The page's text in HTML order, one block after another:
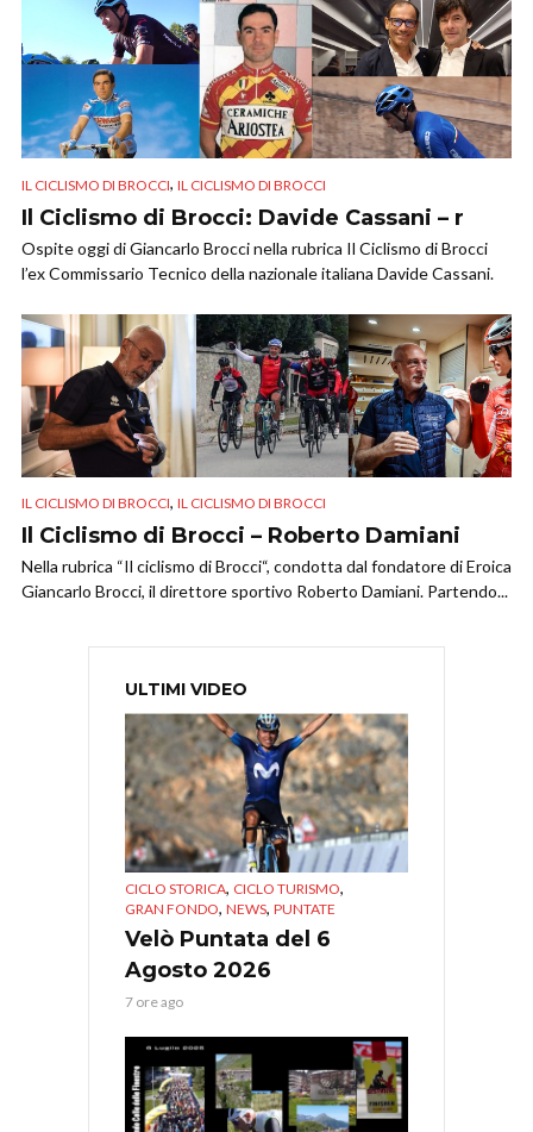
IL CICLISMO DI BROCCI, IL CICLISMO DI BROCCI
Il Ciclismo di Brocci: Davide Cassani – r
Ospite oggi di Giancarlo Brocci nella rubrica Il Ciclismo di Brocci
l’ex Commissario Tecnico della nazionale italiana Davide Cassani.
IL CICLISMO DI BROCCI, IL CICLISMO DI BROCCI
Il Ciclismo di Brocci – Roberto Damiani
Nella rubrica “Il ciclismo di Brocci“, condotta dal fondatore di Eroica
Giancarlo Brocci, il direttore sportivo Roberto Damiani. Partendo...
ULTIMI VIDEO
CICLO STORICA, CICLO TURISMO,
GRAN FONDO, NEWS, PUNTATE
Velò Puntata del 6
Agosto 2026
7 ore ago